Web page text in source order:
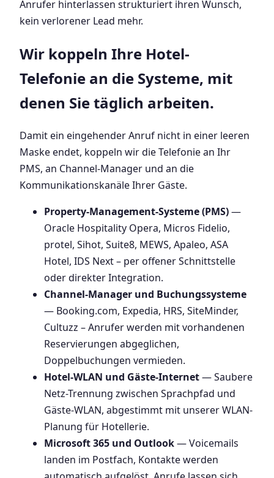
Anrufer hinterlassen strukturiert ihren Wunsch,
kein verlorener Lead mehr.
Wir koppeln Ihre Hotel-
Telefonie an die Systeme, mit
denen Sie täglich arbeiten.
Damit ein eingehender Anruf nicht in einer leeren
Maske endet, koppeln wir die Telefonie an Ihr
PMS, an Channel-Manager und an die
Kommunikationskanäle Ihrer Gäste.
Property-Management-Systeme (PMS)—
Oracle Hospitality Opera, Micros Fidelio,
protel, Sihot, Suite8, MEWS, Apaleo, ASA
Hotel, IDS Next – per offener Schnittstelle
oder direkter Integration.
Channel-Manager und Buchungssysteme
— Booking.com, Expedia, HRS, SiteMinder,
Cultuzz – Anrufer werden mit vorhandenen
Reservierungen abgeglichen,
Doppelbuchungen vermieden.
Hotel-WLAN und Gäste-Internet— Saubere
Netz-Trennung zwischen Sprachpfad und
Gäste-WLAN, abgestimmt mit unserer WLAN-
Planung für Hotellerie.
Microsoft 365 und Outlook— Voicemails
landen im Postfach, Kontakte werden